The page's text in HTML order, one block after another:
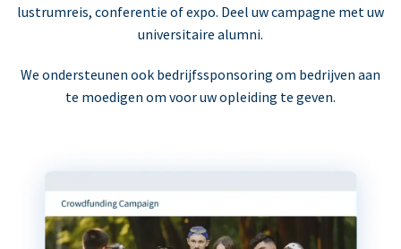
lustrumreis, conferentie of expo. Deel uw campagne met uw
universitaire alumni.
We ondersteunen ook bedrijfssponsoring om bedrijven aan
te moedigen om voor uw opleiding te geven.